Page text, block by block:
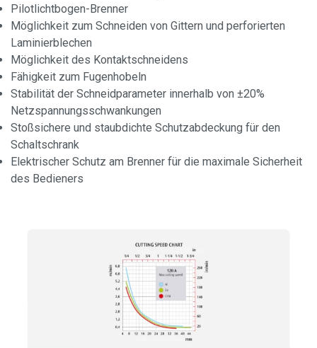
Pilotlichtbogen-Brenner
Möglichkeit zum Schneiden von Gittern und perforierten
Laminierblechen
Möglichkeit des Kontaktschneidens
Fähigkeit zum Fugenhobeln
Stabilität der Schneidparameter innerhalb von ±20%
Netzspannungsschwankungen
Stoßsichere und staubdichte Schutzabdeckung für den
Schaltschrank
Elektrischer Schutz am Brenner für die maximale Sicherheit
des Bedieners